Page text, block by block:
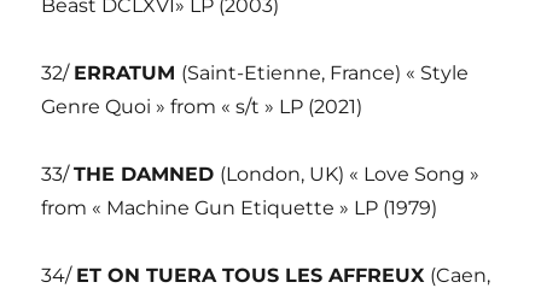
Beast DCLXVI» LP (2003)
32/ ERRATUM (Saint-Etienne, France) « Style
Genre Quoi » from « s/t » LP (2021)
33/THE DAMNED (London, UK) « Love Song »
from « Machine Gun Etiquette » LP (1979)
34/ ET ON TUERA TOUS LES AFFREUX (Caen,